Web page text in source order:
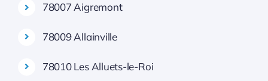
78007 Aigremont
78009 Allainville
78010 Les Alluets-le-Roi